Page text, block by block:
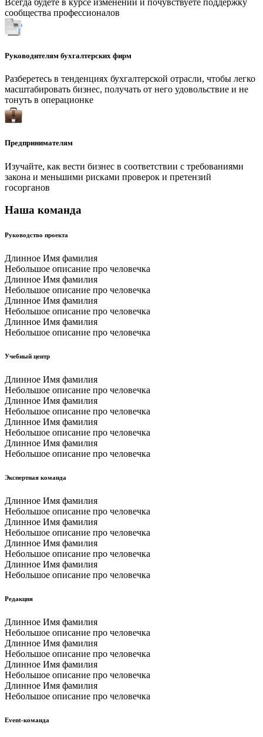
сообщества профессионалов
Руководителям бухгалтерских фирм
Разберетесь в тенденциях бухгалтерской отрасли, чтобы легко
масштабировать бизнес, получать от него удовольствие и не
тонуть в операционке
Предпринимателям
Изучайте, как вести бизнес в соответствии с требованиями
закона и меньшими рисками проверок и претензий
госорганов
Наша команда
Руководство проекта
Длинное Имя фамилия
Небольшое описание про человечка
Длинное Имя фамилия
Небольшое описание про человечка
Длинное Имя фамилия
Небольшое описание про человечка
Длинное Имя фамилия
Небольшое описание про человечка
Учебный центр
Длинное Имя фамилия
Небольшое описание про человечка
Длинное Имя фамилия
Небольшое описание про человечка
Длинное Имя фамилия
Небольшое описание про человечка
Длинное Имя фамилия
Небольшое описание про человечка
Экспертная команда
Длинное Имя фамилия
Небольшое описание про человечка
Длинное Имя фамилия
Небольшое описание про человечка
Длинное Имя фамилия
Небольшое описание про человечка
Длинное Имя фамилия
Небольшое описание про человечка
Редакция
Длинное Имя фамилия
Небольшое описание про человечка
Длинное Имя фамилия
Небольшое описание про человечка
Длинное Имя фамилия
Небольшое описание про человечка
Длинное Имя фамилия
Небольшое описание про человечка
Event-команда